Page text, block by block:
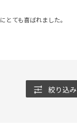
とても喜ばれました。
絞り込み